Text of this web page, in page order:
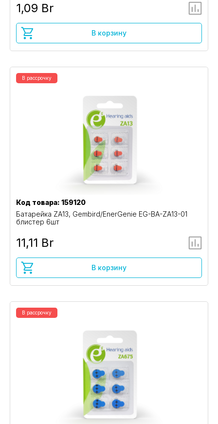
1,09 Br
В корзину
В рассрочку
Код товара: 159120
Батарейка ZA13, Gembird/EnerGenie EG-BA-ZA13-01
блистер 6шт
11,11 Br
В корзину
В рассрочку